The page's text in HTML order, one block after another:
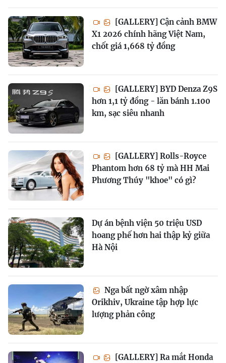
[GALLERY] Cận cảnh BMW
X1 2026 chính hãng Việt Nam,
chốt giá 1,668 tỷ đồng
[GALLERY] BYD Denza Z9S
hơn 1,1 tỷ đồng - lăn bánh 1.100
km, sạc siêu nhanh
[GALLERY] Rolls-Royce
Phantom hơn 68 tỷ mà HH Mai
Phương Thúy "khoe" có gì?
Dự án bệnh viện 50 triệu USD
hoang phế hơn hai thập kỷ giữa
Hà Nội
Nga bất ngờ xâm nhập
Orikhiv, Ukraine tập hợp lực
lượng phản công
[GALLERY] Ra mắt Honda